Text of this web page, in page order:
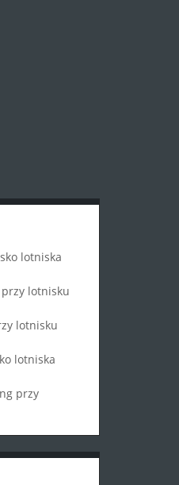
lotniska
lotnisku
lotnisku
lotniska
przy